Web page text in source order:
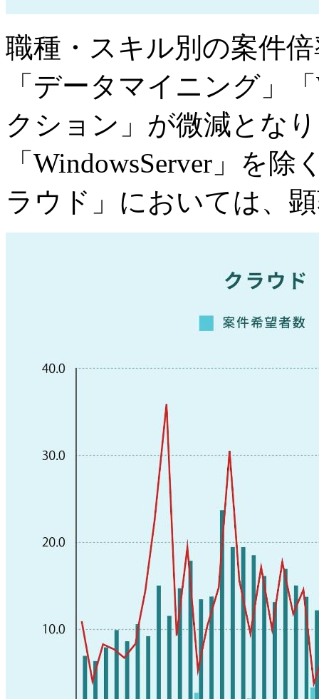
職種・スキル別の案件
「データマイニング」
クション」が微減とな
「WindowsServer」を
ラウド」においては、